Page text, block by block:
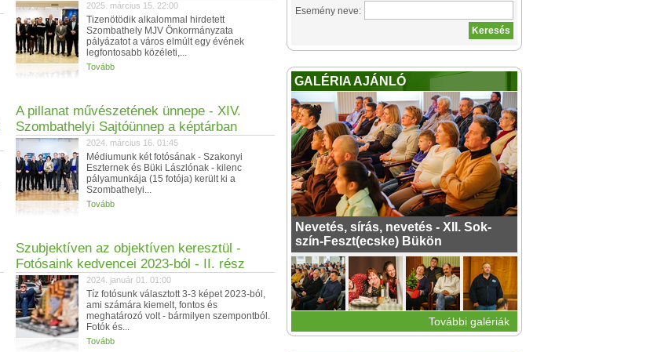
2025. március 15. 22:00
Tizenötödik alkalommal hirdetett
Szombathely MJV Önkormányzata
pályázatot a város elmúlt egy évének
legfontosabb közéleti,...
Tovább
A pillanat művészetének ünnepe - XIV.
Szombathelyi Sajtóünnep a képtárban
2024. március 16. 01:45
Médiumunk két fotósának - Szakonyi
Eszternek és Büki Lászlónak - kilenc
pályamunkája (15 fotója) került ki a
Szombathelyi...
Tovább
Szubjektíven az objektíven keresztül -
Fotósaink kedvencei 2023-ból - II. rész
2024. január 01. 01:00
Tíz fotósunk választott 3-3 képet 2023-ból,
ami számára kiemelt, fontos és
meghatározó volt - bármilyen szempontból.
Fotók és...
Tovább
Esemény neve:
GALÉRIA AJÁNLÓ
Nevetés, sírás, nevetés - XII. Sok-
szín-Feszt(ecske) Bükön
További galériák